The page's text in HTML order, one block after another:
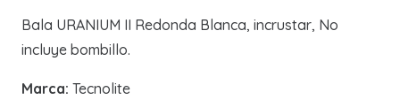
Bala URANIUM II Redonda Blanca, incrustar, No
incluye bombillo.
Marca: Tecnolite